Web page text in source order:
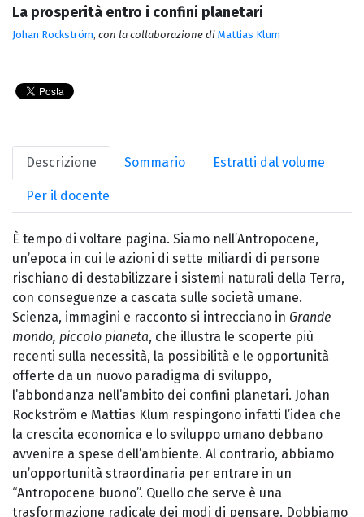
La prosperità entro i confini planetari
Johan Rockström, con la collaborazione di Mattias Klum
Descrizione Sommario Estratti dal volume
Per il docente
È tempo di voltare pagina. Siamo nell’Antropocene,
un’epoca in cui le azioni di sette miliardi di persone
rischiano di destabilizzare i sistemi naturali della Terra,
con conseguenze a cascata sulle società umane.
Scienza, immagini e racconto si intrecciano in Grande
mondo, piccolo pianeta, che illustra le scoperte più
recenti sulla necessità, la possibilità e le opportunità
offerte da un nuovo paradigma di sviluppo,
l’abbondanza nell’ambito dei confini planetari. Johan
Rockström e Mattias Klum respingono infatti l’idea che
la crescita economica e lo sviluppo umano debbano
avvenire a spese dell’ambiente. Al contrario, abbiamo
un’opportunità straordinaria per entrare in un
“Antropocene buono”. Quello che serve è una
trasformazione radicale dei modi di pensare. Dobbiamo